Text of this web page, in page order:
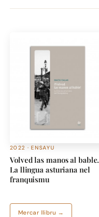
2022 · ENSAYU
Volved las manos al bable.
La llingua asturiana nel
franquismu
Mercar llibru →